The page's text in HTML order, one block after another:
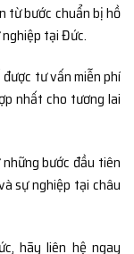
từ bước chuẩn bị hồ
tại Đức.
tư vấn miễn phí
nhất cho tương lai
bước đầu tiên
sự nghiệp tại châu
hãy liên hệ ngay